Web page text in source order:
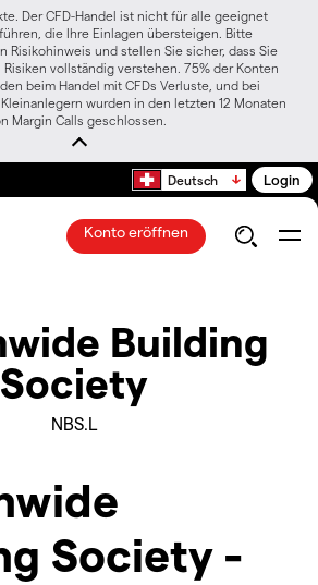
Der CFD-Handel ist nicht für alle geeignet
die Ihre Einlagen übersteigen. Bitte
Risikohinweis und stellen Sie sicher, dass Sie
vollständig verstehen. 75% der Konten
beim Handel mit CFDs Verluste, und bei
wurden in den letzten 12 Monaten
Margin Calls geschlossen.
Deutsch Login
Konto eröffnen
Building
Society
NBS.L
Society -